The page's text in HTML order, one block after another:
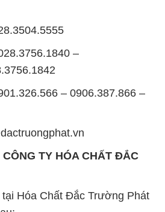
–
– 0906.387.866 –
TY HÓA CHẤT ĐẮC
tại Hóa Chất Đắc Trường Phát